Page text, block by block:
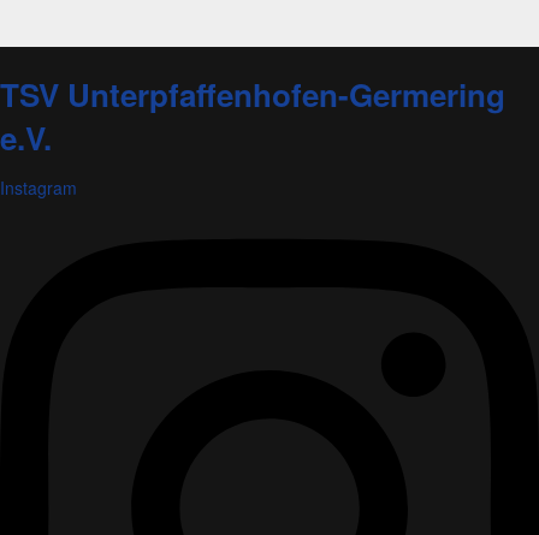
TSV Unterpfaffenhofen-Germering
e.V.
Instagram